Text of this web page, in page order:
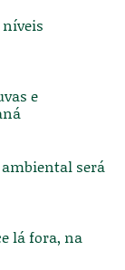
e
será
lá fora, na